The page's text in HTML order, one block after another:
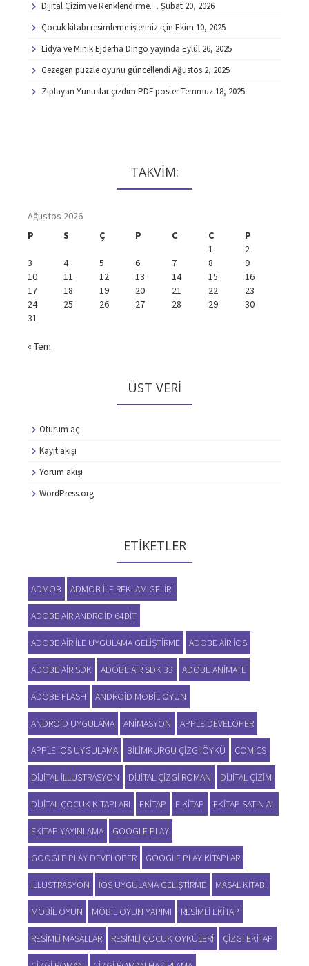
Dijital Çizim ve Renklendirme… Şubat 20, 2026
Çocuk kitabı resimleme işleriniz için Ekim 10, 2025
Lidya ve Minik Ejderha Dingo yayında Eylül 26, 2025
Gezegen puzzle oyunu güncellendi Ağustos 2, 2025
Zıplayan Yunuslar çizdim PDF posterTemmuz 18, 2025
TAKVİM:
Ağustos 2026
P
S Ç P C C
P
1
2
3
4 5 6 7 8
9
10
11 12 13 14 15
16
17
18 19 20 21 22
23
24
25 26 27 28 29
30
31
« Tem
ÜST VERI
Oturum aç
Kayıt akışı
Yorum akışı
WordPress.org
ETIKETLER
ADMOB ADMOB ILE REKLAM GELIRI
ADOBE AIR ANDROID 64BIT
ADOBE AIR ILE UYGULAMA GELIŞTIRME ADOBE AIR IOS
ADOBE AIR SDK ADOBE AIR SDK 33 ADOBE ANIMATE
ADOBE FLASH ANDROID MOBIL OYUN
ANDROID UYGULAMA ANIMASYON APPLE DEVELOPER
APPLE IOS UYGULAMA BILIMKURGU ÇIZGI ÖYKÜ COMICS
DIJITAL ILLUSTRASYON DIJITAL ÇIZGI ROMAN DIJITAL ÇIZIM
DIJITAL ÇOCUK KITAPLARI EKITAP E KITAP EKITAP SATIN AL
EKITAP YAYINLAMA GOOGLE PLAY
GOOGLE PLAY DEVELOPER GOOGLE PLAY KITAPLAR
ILLUSTRASYON IOS UYGULAMA GELIŞTIRME MASAL KITABI
MOBIL OYUN MOBIL OYUN YAPIMI RESIMLI EKITAP
RESIMLI MASALLAR RESIMLI ÇOCUK ÖYKÜLERI ÇIZGI EKITAP